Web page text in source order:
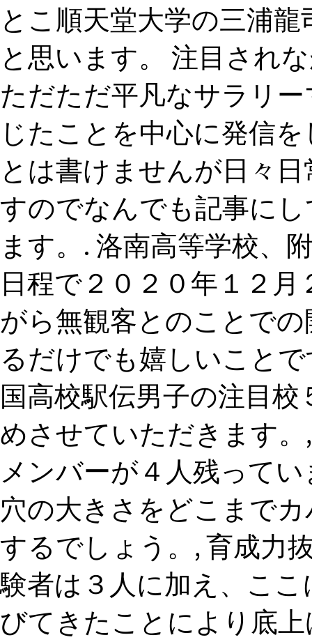
とこ順天堂大学の三浦
と思います。 注目され
ただただ平凡なサラリ
じたことを中心に発信
とは書けませんが日々
すのでなんでも記事に
ます。. 洛南高等学校、
日程で２０２０年１２
がら無観客とのことで
るだけでも嬉しいこと
国高校駅伝男子の注目
めさせていただきます
メンバーが４人残って
穴の大きさをどこまで
するでしょう。, 育成力
験者は３人に加え、こ
びてきたことにより底